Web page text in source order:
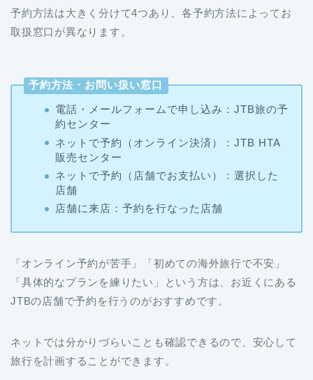
予約方法は大きく分けて4つあり、各予約方法によってお
取扱窓口が異なります。
予約方法・お問い扱い窓口
電話・メールフォームで申し込み：JTB旅の予
約センター
ネットで予約（オンライン決済）：JTB HTA
販売センター
ネットで予約（店舗でお支払い）：選択した
店舗
店舗に来店：予約を行なった店舗
「オンライン予約が苦手」「初めての海外旅行で不安」
「具体的なプランを練りたい」という方は、お近くにある
JTBの店舗で予約を行うのがおすすめです。
ネットでは分かりづらいことも確認できるので、安心して
旅行を計画することができます。